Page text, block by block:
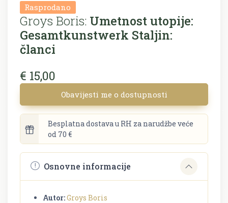
Rasprodano
Groys Boris: Umetnost utopije:
Gesamtkunstwerk Staljin:
članci
€ 15,00
Obavijesti me o dostupnosti
Besplatna dostava u RH za narudžbe veće
od 70 €
Osnovne informacije
Autor:Groys Boris